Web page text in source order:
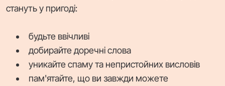
стануть у пригоді:
будьте ввічливі
добирайте доречні слова
уникайте спаму та непристойних висловів
пам'ятайте, що ви завжди можете